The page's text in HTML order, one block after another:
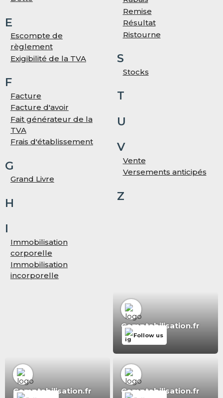
E
Escompte de
règlement
Exigibilité de la TVA
F
Facture
Facture d'avoir
Fait générateur de la
TVA
Frais d'établissement
G
Grand Livre
H
I
Immobilisation
corporelle
Immobilisation
incorporelle
Remise
Résultat
Ristourne
S
Stocks
T
U
V
Vente
Versements anticipés
Z
Comptabilisation.fr
Follow us
Comptabilisation.fr Comptabilisation.fr